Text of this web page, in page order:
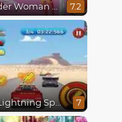
Wonder Woman Fashion Event 7.2
Cars Lightning Speed 7